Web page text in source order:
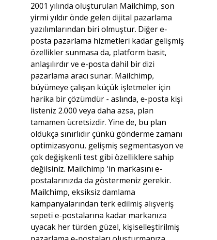
2001 yılında oluşturulan Mailchimp, son
yirmi yıldır önde gelen dijital pazarlama
yazılımlarından biri olmuştur. Diğer e-
posta pazarlama hizmetleri kadar gelişmiş
özellikler sunmasa da, platform basit,
anlaşılırdır ve e-posta dahil bir dizi
pazarlama aracı sunar. Mailchimp,
büyümeye çalışan küçük işletmeler için
harika bir çözümdür - aslında, e-posta kişi
listeniz 2.000 veya daha azsa, plan
tamamen ücretsizdir. Yine de, bu plan
oldukça sınırlıdır çünkü gönderme zamanı
optimizasyonu, gelişmiş segmentasyon ve
çok değişkenli test gibi özelliklere sahip
değilsiniz. Mailchimp 'in markasını e-
postalarınızda da göstermeniz gerekir.
Mailchimp, eksiksiz damlama
kampanyalarından terk edilmiş alışveriş
sepeti e-postalarına kadar markanıza
uyacak her türden güzel, kişiselleştirilmiş